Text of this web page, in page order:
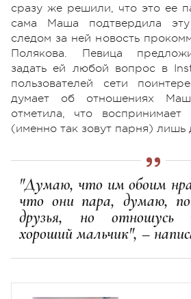
сразу же решили, что это ее
сама Маша подтвердила
следом за ней новость
Полякова. Певица
задать ей любой вопрос в
пользователей сети
думает об отношениях
отметила, что
(именно так зовут парня) лишь
"Думаю, что им обоим
что они пара, думаю,
друзья, но отношусь
хороший мальчик", –